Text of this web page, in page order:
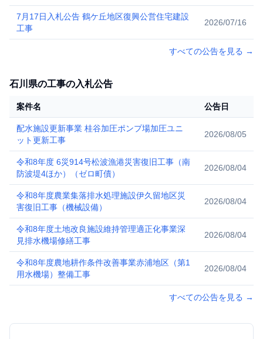
7月17日入札公告 鶴ケ丘地区復興公営住宅建設
工事
2026/07/16
すべての公告を見る →
石川県の工事の入札公告
案件名 公告日
配水施設更新事業 桂谷加圧ポンプ場加圧ユニ
ット更新工事
2026/08/05
令和8年度 6災914号松波漁港災害復旧工事（南
防波堤4ほか）（ゼロ町債）
2026/08/04
令和8年度農業集落排水処理施設伊久留地区災
害復旧工事（機械設備）
2026/08/04
令和8年度土地改良施設維持管理適正化事業深
見排水機場修繕工事
2026/08/04
令和8年度農地耕作条件改善事業赤浦地区（第1
用水機場）整備工事
2026/08/04
すべての公告を見る →